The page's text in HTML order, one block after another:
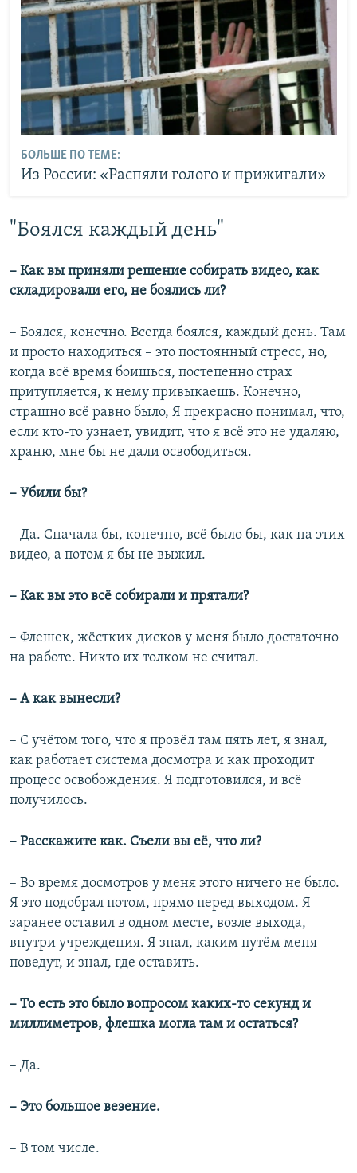
БОЛЬШЕ ПО ТЕМЕ:
Из России: «Распяли голого и прижигали»
"Боялся каждый день"
– Как вы приняли решение собирать видео, как
складировали его, не боялись ли?
– Боялся, конечно. Всегда боялся, каждый день. Там
и просто находиться – это постоянный стресс, но,
когда всё время боишься, постепенно страх
притупляется, к нему привыкаешь. Конечно,
страшно всё равно было, Я прекрасно понимал, что,
если кто-то узнает, увидит, что я всё это не удаляю,
храню, мне бы не дали освободиться.
– Убили бы?
– Да. Сначала бы, конечно, всё было бы, как на этих
видео, а потом я бы не выжил.
– Как вы это всё собирали и прятали?
– Флешек, жёстких дисков у меня было достаточно
на работе. Никто их толком не считал.
– А как вынесли?
– С учётом того, что я провёл там пять лет, я знал,
как работает система досмотра и как проходит
процесс освобождения. Я подготовился, и всё
получилось.
– Расскажите как. Съели вы её, что ли?
– Во время досмотров у меня этого ничего не было.
Я это подобрал потом, прямо перед выходом. Я
заранее оставил в одном месте, возле выхода,
внутри учреждения. Я знал, каким путём меня
поведут, и знал, где оставить.
– То есть это было вопросом каких-то секунд и
миллиметров, флешка могла там и остаться?
– Да.
– Это большое везение.
– В том числе.